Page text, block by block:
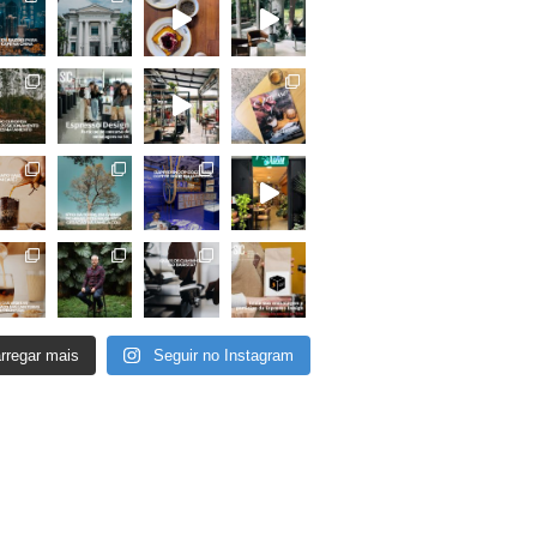
mais Seguir no Instagram